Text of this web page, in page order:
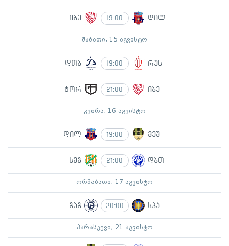
იბე 19:00 დილ
შაბათი, 15 აგვისტო
დთბ 19:00 რუს
ტორ 21:00 იბე
კვირა, 16 აგვისტო
დილ 19:00 მეშ
სმგ 21:00 დბთ
ორშაბათი, 17 აგვისტო
გაგ 20:00 სპა
პარასკევი, 21 აგვისტო